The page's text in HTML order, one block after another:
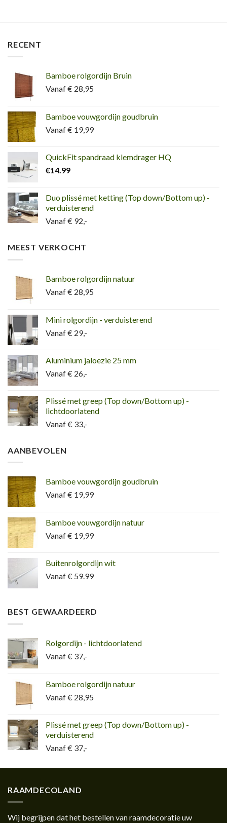
RECENT
Bamboe rolgordijn Bruin
Vanaf € 28,95
Bamboe vouwgordijn goudbruin
Vanaf € 19,99
QuickFit spandraad klemdrager HQ
€14.99
Duo plissé met ketting (Top down/Bottom up) -
verduisterend
Vanaf € 92,-
MEEST VERKOCHT
Bamboe rolgordijn natuur
Vanaf € 28,95
Mini rolgordijn - verduisterend
Vanaf € 29,-
Aluminium jaloezie 25 mm
Vanaf € 26,-
Plissé met greep (Top down/Bottom up) -
lichtdoorlatend
Vanaf € 33,-
AANBEVOLEN
Bamboe vouwgordijn goudbruin
Vanaf € 19,99
Bamboe vouwgordijn natuur
Vanaf € 19,99
Buitenrolgordijn wit
Vanaf € 59.99
BEST GEWAARDEERD
Rolgordijn - lichtdoorlatend
Vanaf € 37,-
Bamboe rolgordijn natuur
Vanaf € 28,95
Plissé met greep (Top down/Bottom up) -
verduisterend
Vanaf € 37,-
RAAMDECOLAND
Wij begrijpen dat het bestellen van raamdecoratie uw